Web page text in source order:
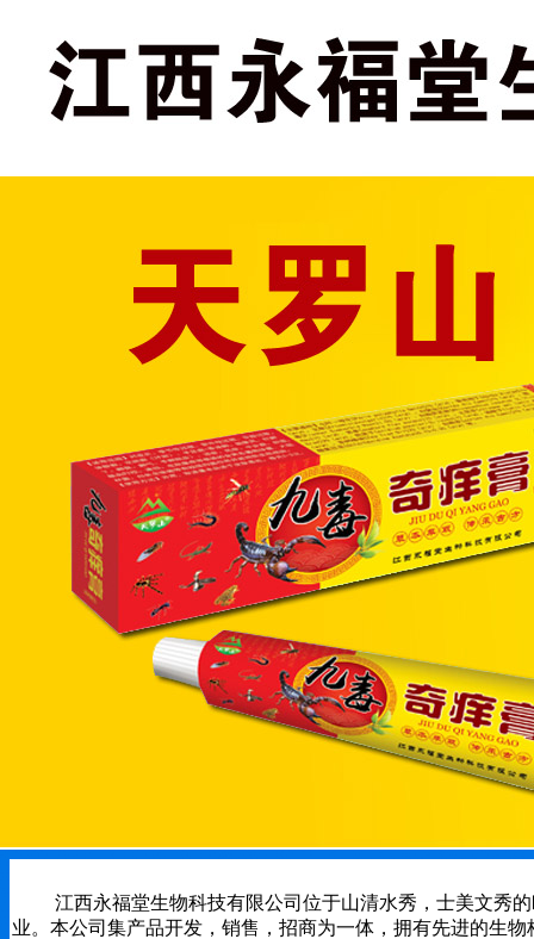
江西永福堂生物科技有限公司位于山清水秀，士美文秀的
业。本公司集产品开发，销售，招商为一体，拥有先进的生